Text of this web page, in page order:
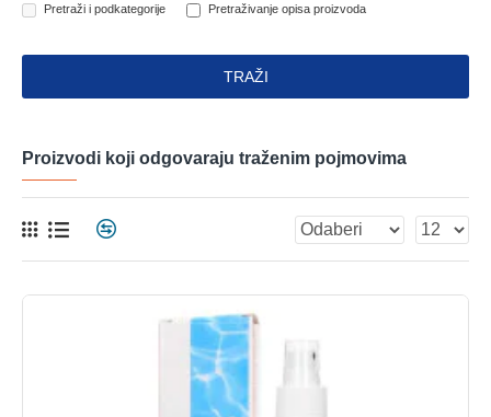
Pretraži i podkategorije Pretraživanje opisa proizvoda
TRAŽI
Proizvodi koji odgovaraju traženim pojmovima